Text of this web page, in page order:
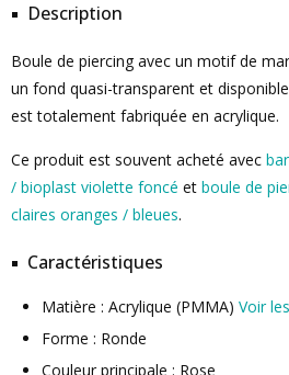
Description
Boule de piercing avec un motif de
un fond quasi-transparent et
est totalement fabriquée en acrylique.
Ce produit est souvent acheté avec
/ bioplast violette foncé et boule de
claires oranges / bleues.
Caractéristiques
Matière : Acrylique (PMMA) Voir
Forme : Ronde
Couleur principale : Rose